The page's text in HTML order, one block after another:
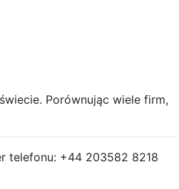
Porównując wiele firm,
telefonu: +44 203582 8218